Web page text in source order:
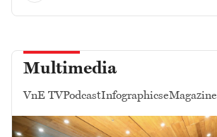
Multimedia
VnE TVPodcastInfographicseMagazine